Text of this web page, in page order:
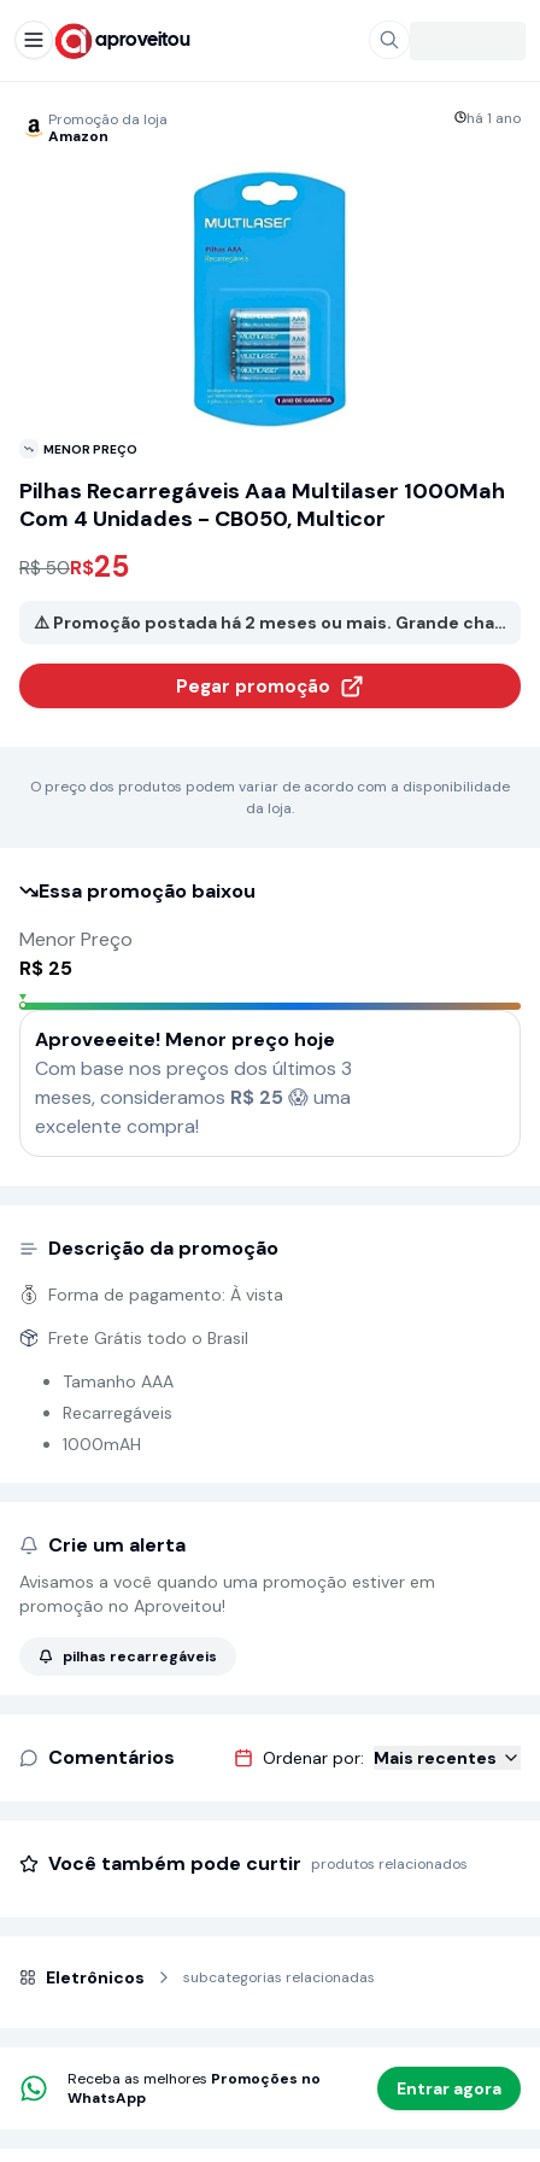
aproveitou
Promoção da loja
Amazon
há 1 ano
MENOR PREÇO
Pilhas Recarregáveis Aaa Multilaser 1000Mah
Com 4 Unidades - CB050, Multicor
R$ 50R$25
⚠️ Promoção postada há 2 meses ou mais. Grande chance
Pegar promoção
O preço dos produtos podem variar de acordo com a disponibilidade
da loja.
Essa promoção baixou
Menor Preço
R$ 25
Aproveeeite! Menor preço hoje
Com base nos preços dos últimos 3
meses, consideramos R$ 25 😱 uma
excelente compra!
Descrição da promoção
Forma de pagamento: À vista
Frete Grátis todo o Brasil
Tamanho AAA
Recarregáveis
1000mAH
Crie um alerta
Avisamos a você quando uma promoção estiver em
promoção no Aproveitou!
pilhas recarregáveis
Comentários Ordenar por: Mais recentes
Você também pode curtir produtos relacionados
Eletrônicos subcategorias relacionadas
Receba as melhores Promoções no
WhatsApp
Entrar agora